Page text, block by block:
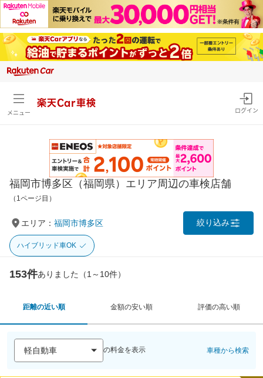
メニュー
楽天Car車検
ログイン
福岡市博多区（福岡県）エリア周辺の車検店舗
（1ページ目）
エリア： 福岡市博多区 絞り込み
ハイブリッド車OK
153件ありました（1～10件）
距離の近い順 金額の安い順 評価の高い順
の料金を表示 車種から検索